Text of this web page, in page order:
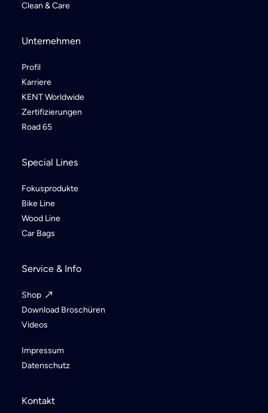
Clean & Care
Unternehmen
Profil
Karriere
KENT Worldwide
Zertifizierungen
Road 65
Special Lines
Fokusprodukte
Bike Line
Wood Line
Car Bags
Service & Info
Shop
Download Broschüren
Videos
Impressum
Datenschutz
Kontakt